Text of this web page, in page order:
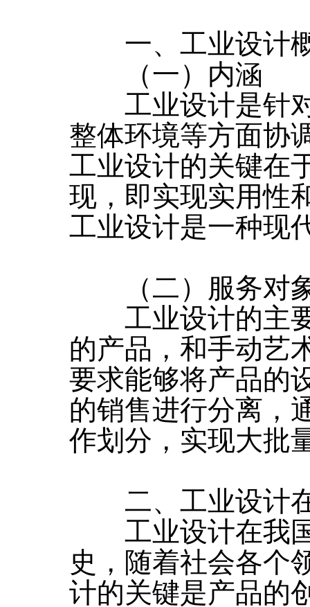
一、工业设计
（一）内涵
工业设计是针对
整体环境等方面协
工业设计的关键在
现，即实现实用性
工业设计是一种现
（二）服务对
工业设计的主要
的产品，和手动艺
要求能够将产品的
的销售进行分离，
作划分，实现大批
二、工业设计在
工业设计在我国
史，随着社会各个
计的关键是产品的